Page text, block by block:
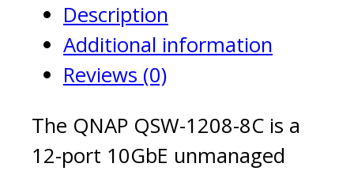
Description
Additional information
Reviews (0)
The QNAP QSW-1208-8C is a
12-port 10GbE unmanaged